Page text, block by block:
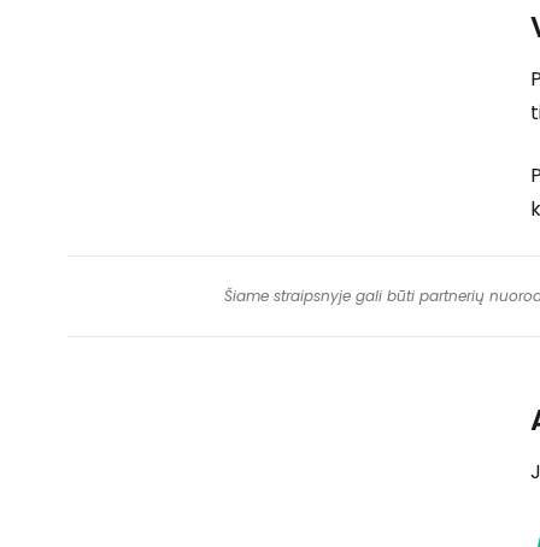
Šiame straipsnyje gali būti partnerių